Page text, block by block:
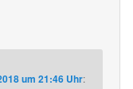
um 21:46 Uhr: